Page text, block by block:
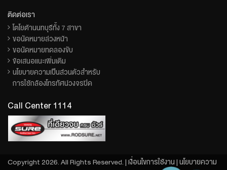
ติดต่อเรา
โตโยต้านนทบุรีทั้ง 7 สาขา
ขอนัดหมายล่วงหน้า
ขอนัดหมายทดลองขับ
ข้อเสนอแนะเพิ่มเติม
นโยบายความเป็นส่วนตัวสำหรับ
การใช้กล้องโทรทัศน์วงจรปิด
Call Center 1114
Copyright 2026. All Rights Reserved. |เงื่อนไขการใช้งาน|นโยบายความ